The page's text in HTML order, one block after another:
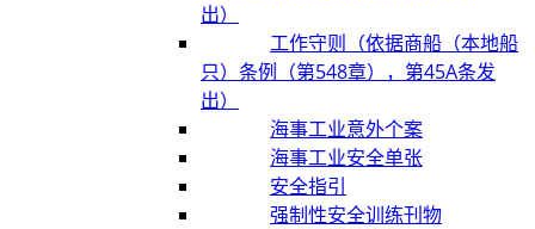
出）
工作守则（依据商船（本地船
只）条例（第548章），第45A条发
出）
海事工业意外个案
海事工业安全单张
安全指引
强制性安全训练刊物